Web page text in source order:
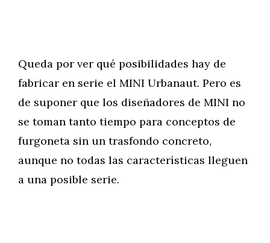
Queda por ver qué posibilidades hay de
fabricar en serie el MINI Urbanaut. Pero es
de suponer que los diseñadores de MINI no
se toman tanto tiempo para conceptos de
furgoneta sin un trasfondo concreto,
aunque no todas las características lleguen
a una posible serie.